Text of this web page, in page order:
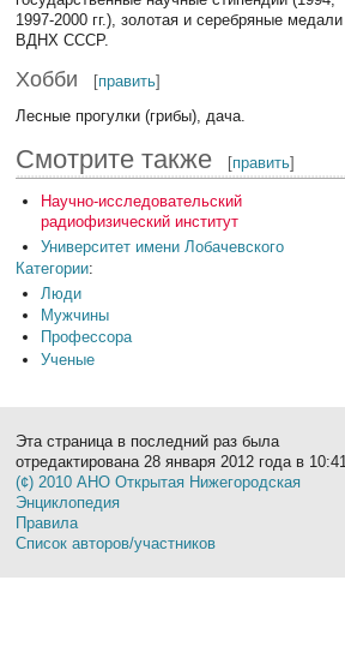
1997-2000 гг.), золотая и серебряные медали
ВДНХ СССР.
Хобби [править]
Лесные прогулки (грибы), дача.
Смотрите также [править]
Научно-исследовательский
радиофизический институт
Университет имени Лобачевского
Категории:
Люди
Мужчины
Профессора
Ученые
Эта страница в последний раз была
отредактирована 28 января 2012 года в 10:41.
(¢) 2010 АНО Открытая Нижегородская
Энциклопедия
Правила
Список авторов/участников